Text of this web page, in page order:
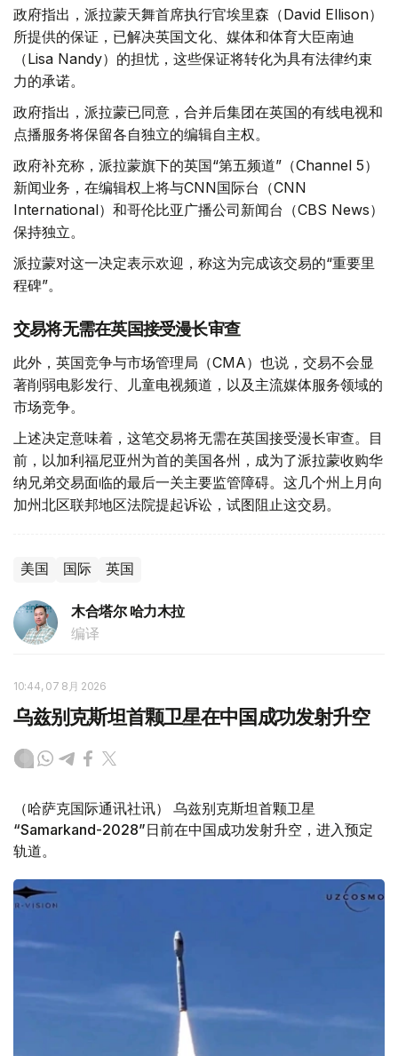
政府指出，派拉蒙天舞首席执行官埃里森（David Ellison）
所提供的保证，已解决英国文化、媒体和体育大臣南迪
（Lisa Nandy）的担忧，这些保证将转化为具有法律约束
力的承诺。
政府指出，派拉蒙已同意，合并后集团在英国的有线电视和
点播服务将保留各自独立的编辑自主权。
政府补充称，派拉蒙旗下的英国“第五频道”（Channel 5）
新闻业务，在编辑权上将与CNN国际台（CNN
International）和哥伦比亚广播公司新闻台（CBS News）
保持独立。
派拉蒙对这一决定表示欢迎，称这为完成该交易的“重要里
程碑”。
交易将无需在英国接受漫长审查
此外，英国竞争与市场管理局（CMA）也说，交易不会显
著削弱电影发行、儿童电视频道，以及主流媒体服务领域的
市场竞争。
上述决定意味着，这笔交易将无需在英国接受漫长审查。目
前，以加利福尼亚州为首的美国各州，成为了派拉蒙收购华
纳兄弟交易面临的最后一关主要监管障碍。这几个州上月向
加州北区联邦地区法院提起诉讼，试图阻止这交易。
美国 国际 英国
木合塔尔 哈力木拉
编译
10:44, 07 8月 2026
乌兹别克斯坦首颗卫星在中国成功发射升空
（哈萨克国际通讯社讯） 乌兹别克斯坦首颗卫星
“Samarkand-2028”日前在中国成功发射升空，进入预定
轨道。